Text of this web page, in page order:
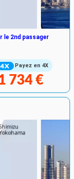
Payez en 4X
le 2nd passager
734 €